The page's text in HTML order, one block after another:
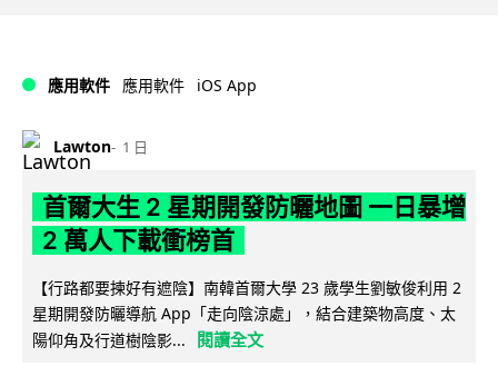
應用軟件 應用軟件 iOS App
Lawton 1 日
首爾大生 2 星期開發防曬地圖 一日暴增
2 萬人下載衝榜首
【行路都要揀好有遮陰】南韓首爾大學 23 歲學生劉敏俊利用 2
星期開發防曬導航 App「走向陰涼處」，結合建築物高度、太
陽仰角及行道樹陰影...
閱讀全文